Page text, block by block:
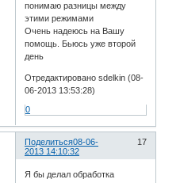
понимаю разницы между
этими режимами
Очень надеюсь на Вашу
помощь. Бьюсь уже второй
день
Отредактировано sdelkin (08-
06-2013 13:53:28)
0
Поделиться 17
08-06-
2013 14:10:32
Я бы делал обработка